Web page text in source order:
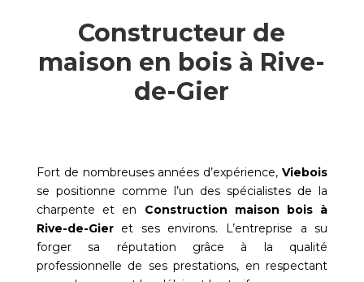
Constructeur de
maison en bois à Rive-
de-Gier
Fort de nombreuses années d’expérience,Viebois
se positionne comme l’un des spécialistes de la
charpente et en Construction maison bois à
Rive-de-Gieret ses environs. L’entreprise a su
forger sa réputation grâce à la qualité
professionnelle de ses prestations, en respectant